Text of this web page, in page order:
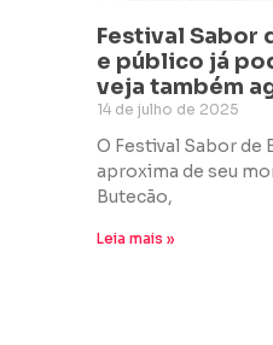
Festival Sabor
e público já
veja também
14 de julho de 2025
O Festival Sabor de
aproxima de seu
Butecão,
Leia mais »